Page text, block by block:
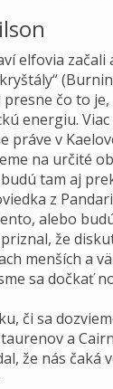
elfovia
presne čo to je,
energiu.
práve v
na určité
tam aj
z
alebo
že
menších a
sa dočkať
či sa
a
že nás čaká